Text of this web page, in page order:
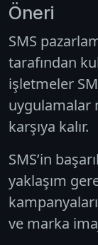
Öneri
SMS
tarafından
işletmeler
uygulamalar
karşıya kalır.
SMS’in
yaklaşım
ve marka